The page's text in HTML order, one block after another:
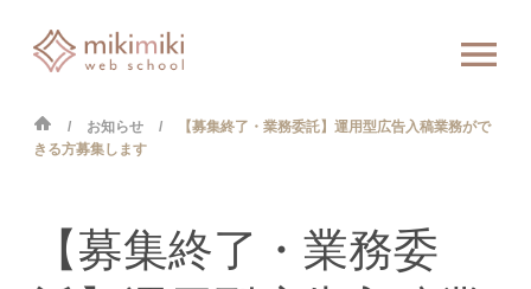
お知らせ
【募集終了・業務委託】運用型広告入稿業務がで
きる方募集します
【募集終了・業務委